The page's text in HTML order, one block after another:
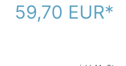
59,70 EUR